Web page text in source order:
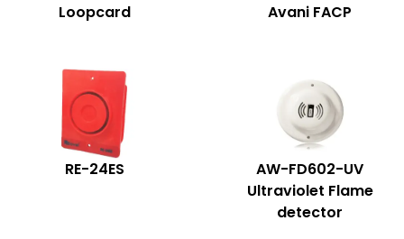
Loopcard Avani FACP
RE-24ES
AW-FD602-UV
Ultraviolet Flame
detector